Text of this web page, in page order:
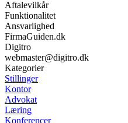
Aftalevilkår
Funktionalitet
Ansvarlighed
FirmaGuiden.dk
Digitro
webmaster@digitro.dk
Kategorier
Stillinger
Kontor
Advokat
Læring
Konferencer